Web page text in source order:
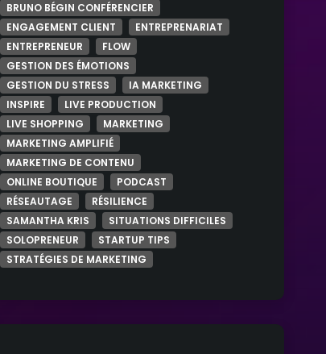
Santé
Technologie
BRUNO BÉGIN CONFÉRENCIER
ENGAGEMENT CLIENT
ENTREPRENARIAT
ENTREPRENEUR
FLOW
GESTION DES ÉMOTIONS
GESTION DU STRESS
IA MARKETING
INSPIRE
LIVE PRODUCTION
LIVE SHOPPING
MARKETING
MARKETING AMPLIFIÉ
MARKETING DE CONTENU
ONLINE BOUTIQUE
PODCAST
RÉSEAUTAGE
RÉSILIENCE
SAMANTHA KRIS
SITUATIONS DIFFICILES
SOLOPRENEUR
STARTUP TIPS
STRATÉGIES DE MARKETING